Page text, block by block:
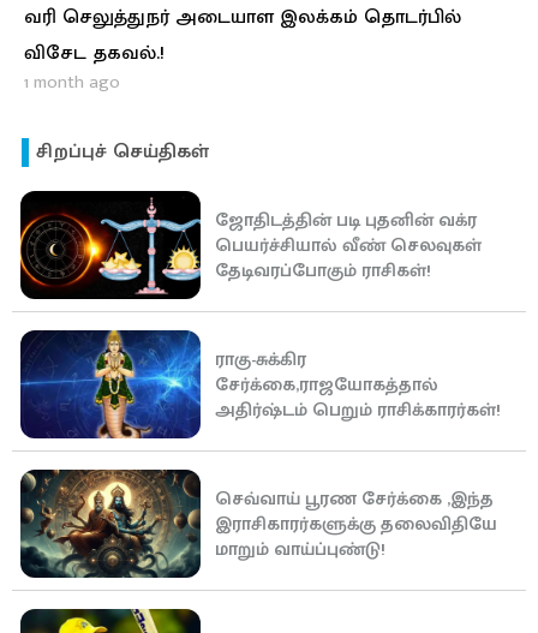
வரி செலுத்துநர் அடையாள இலக்கம் தொடர்பில்
விசேட தகவல்.!
1 month ago
சிறப்புச் செய்திகள்
ஜோதிடத்தின் படி புதனின் வக்ர
பெயர்ச்சியால் வீண் செலவுகள்
தேடிவரப்போகும் ராசிகள்!
ராகு-சுக்கிர
சேர்க்கை,ராஜயோகத்தால்
அதிர்ஷ்டம் பெறும் ராசிக்காரர்கள்!
செவ்வாய் பூரண சேர்க்கை ,இந்த
இராசிகாரர்களுக்கு தலைவிதியே
மாறும் வாய்ப்புண்டு!